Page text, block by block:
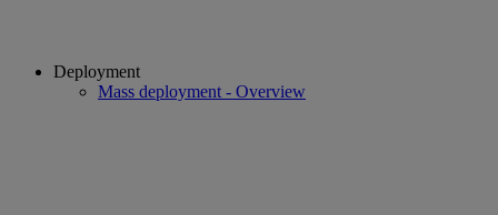
Deployment
Mass deployment - Overview